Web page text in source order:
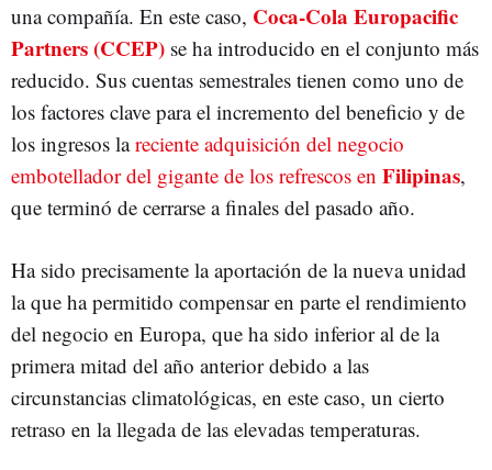
una compañía. En este caso, Coca-Cola Europacific
Partners (CCEP) se ha introducido en el conjunto más
reducido. Sus cuentas semestrales tienen como uno de
los factores clave para el incremento del beneficio y de
los ingresos lareciente adquisición del negocio
embotellador del gigante de los refrescos en Filipinas,
que terminó de cerrarse a finales del pasado año.
Ha sido precisamente la aportación de la nueva unidad
la que ha permitido compensar en parte el rendimiento
del negocio en Europa, que ha sido inferior al de la
primera mitad del año anterior debido a las
circunstancias climatológicas, en este caso, un cierto
retraso en la llegada de las elevadas temperaturas.